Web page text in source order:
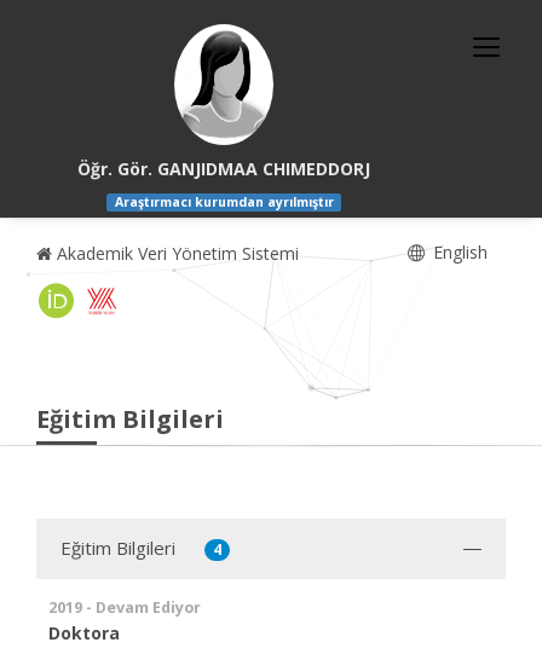
Öğr. Gör. GANJIDMAA CHIMEDDORJ
Araştırmacı kurumdan ayrılmıştır
Akademik Veri Yönetim Sistemi English
Eğitim Bilgileri
Eğitim Bilgileri 4
2019 - Devam Ediyor
Doktora